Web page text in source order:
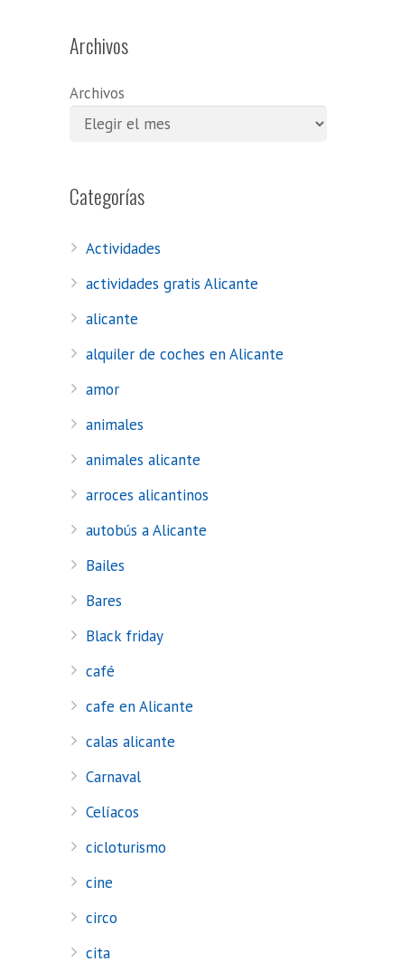
Archivos
Archivos
Categorías
Actividades
actividades gratis Alicante
alicante
alquiler de coches en Alicante
amor
animales
animales alicante
arroces alicantinos
autobús a Alicante
Bailes
Bares
Black friday
café
cafe en Alicante
calas alicante
Carnaval
Celíacos
cicloturismo
cine
circo
cita